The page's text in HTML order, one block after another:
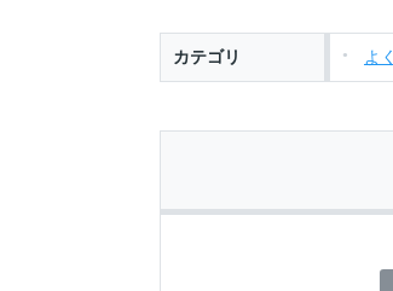
カテゴリ よ